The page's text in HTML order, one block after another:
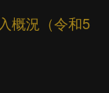
概況（令和5